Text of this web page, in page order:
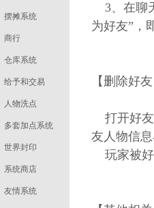
摆摊系统
商行
仓库系统
给予和交易
人物洗点
多套加点系统
世界封印
系统商店
友情系统
3、在聊
为好友”，
【删除好
打开好友
友人物信
玩家被好